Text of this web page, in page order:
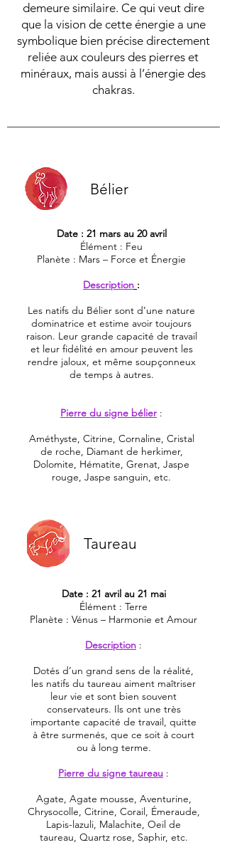
demeure similaire. Ce qui veut dire
que la vision de cette énergie a une
symbolique bien précise directement
reliée aux couleurs des pierres et
minéraux, mais aussi à l’énergie des
chakras.
Bélier
Date : 21 mars au 20 avril
Élément : Feu
Planète : Mars – Force et Énergie
Description :
Les natifs du Bélier sont d’une nature
dominatrice et estime avoir toujours
raison. Leur grande capacité de travail
et leur fidélité en amour peuvent les
rendre jaloux, et même soupçonneux
de temps à autres.
Pierre du signe bélier :
Améthyste, Citrine, Cornaline, Cristal
de roche, Diamant de herkimer,
Dolomite, Hématite, Grenat, Jaspe
rouge, Jaspe sanguin, etc.
Taureau
Date : 21 avril au 21 mai
Élément : Terre
Planète : Vénus – Harmonie et Amour
Description :
Dotés d’un grand sens de la réalité,
les natifs du taureau aiment maîtriser
leur vie et sont bien souvent
conservateurs. Ils ont une très
importante capacité de travail, quitte
à être surmenés, que ce soit à court
ou à long terme.
Pierre du signe taureau :
Agate, Agate mousse, Aventurine,
Chrysocolle, Citrine, Corail, Émeraude,
Lapis-lazuli, Malachite, Oeil de
taureau, Quartz rose, Saphir, etc.